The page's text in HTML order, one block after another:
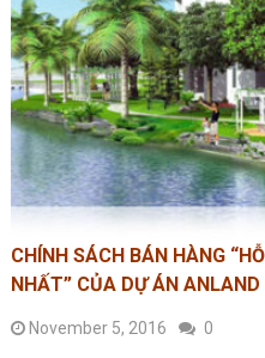
CHÍNH SÁCH BÁN HÀNG
NHẤT” CỦA DỰ ÁN
November 5, 2016 0